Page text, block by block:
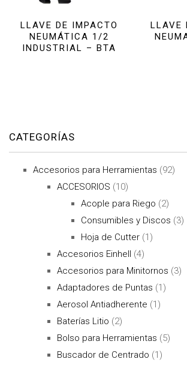
LLAVE DE IMPACTO
NEUMÁTICA 1/2
INDUSTRIAL – BTA
LLAVE
CATEGORÍAS
Accesorios para Herramientas (92)
ACCESORIOS (10)
Acople para Riego (2)
Consumibles y Discos (3)
Hoja de Cutter (1)
Accesorios Einhell (4)
Accesorios para Minitornos (3)
Adaptadores de Puntas (1)
Aerosol Antiadherente (1)
Baterías Litio (2)
Bolso para Herramientas (5)
Buscador de Centrado (1)